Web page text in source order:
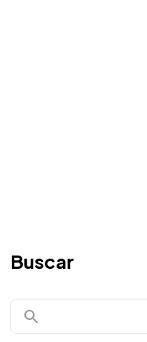
Buscar